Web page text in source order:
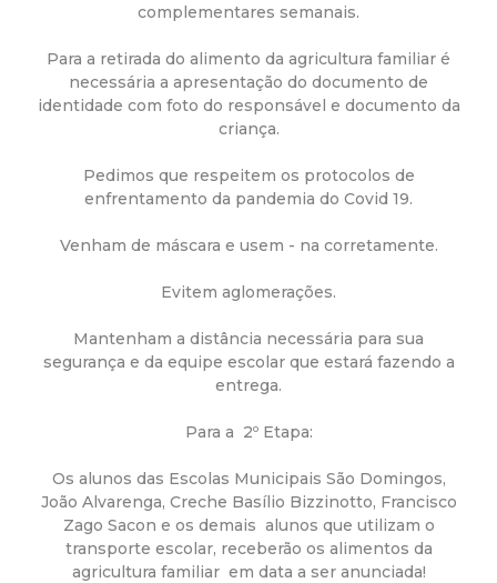
a
l
n
u
complementares semanais.
Para a retirada do alimento da agricultura familiar é
necessária a apresentação do documento de
identidade com foto do responsável e documento da
criança.
Pedimos que respeitem os protocolos de
enfrentamento da pandemia do Covid 19.
Venham de máscara e usem - na corretamente.
Evitem aglomerações.
Mantenham a distância necessária para sua
segurança e da equipe escolar que estará fazendo a
entrega.
Para a 2º Etapa:
Os alunos das Escolas Municipais São Domingos,
João Alvarenga, Creche Basílio Bizzinotto, Francisco
Zago Sacon e os demais alunos que utilizam o
transporte escolar, receberão os alimentos da
agricultura familiar em data a ser anunciada!